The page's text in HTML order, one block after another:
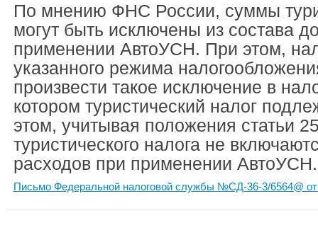
По мнению ФНС России, суммы
могут быть исключены из состава
применении АвтоУСН. При этом,
указанного режима
произвести такое исключение в
котором туристический налог
этом, учитывая положения статьи
туристического налога не
расходов при применении АвтоУСН.
Письмо Федеральной налоговой службы №СД-36-3/6564@ от